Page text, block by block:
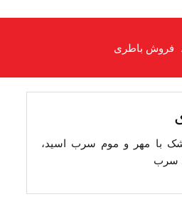
فروش باطری
با مهر و موم سرب اسید،